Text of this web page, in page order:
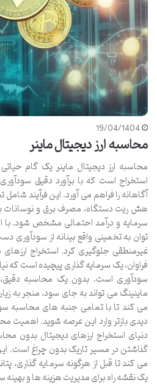
19/04/1404
محاسبه ارز دیجیتال ماینر
محاسبه ارز دیجیتال ماینر یک گام
استخراج است که با برآورد دقیق
آگاهانه را فراهم می آورد. این فرآیند
هش ریت دستگاه، مصرف برق و نوسانات
سرمایه و درآمد احتمالی مشخص شود. با
توان به تخمینی واقع بینانه از سودآوری
غیرمنطقی جلوگیری کرد. استخراج
فراوان، یک سرمایه گذاری پیچیده است که
سودآوری است. بدون یک محاسبه
ماینینگ می تواند به جای سود، منجر به
می کند تا با تمامی جنبه های محاسبه
دیدی بازتر وارد این عرصه شوید. اهمیت
دنیای استخراج ارزهای دیجیتال بدون
گذاشتن در مسیر تاریک بدون چراغ است.
می کند تا قبل از هرگونه سرمایه گذاری،
یک نقشه راه برای مدیریت هزینه ها و